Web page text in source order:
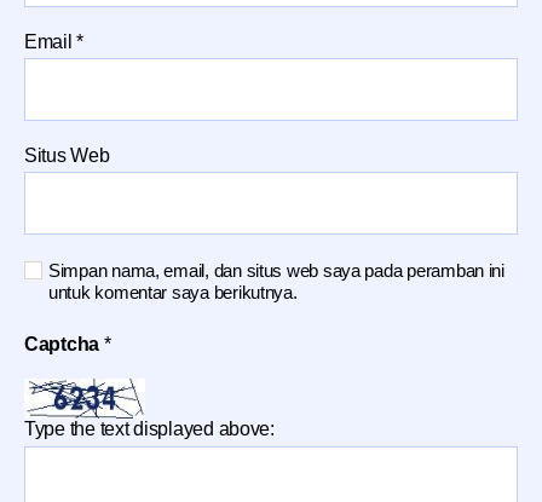
Email*
Situs Web
Simpan nama, email, dan situs web saya pada peramban ini
untuk komentar saya berikutnya.
Captcha *
Type the text displayed above: